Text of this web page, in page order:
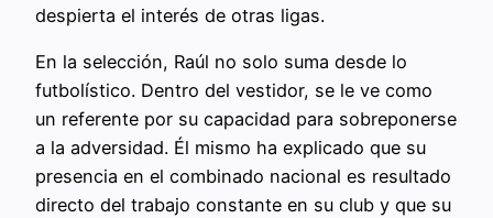
despierta el interés de otras ligas.
En la selección, Raúl no solo suma desde lo
futbolístico. Dentro del vestidor, se le ve como
un referente por su capacidad para sobreponerse
a la adversidad. Él mismo ha explicado que su
presencia en el combinado nacional es resultado
directo del trabajo constante en su club y que su